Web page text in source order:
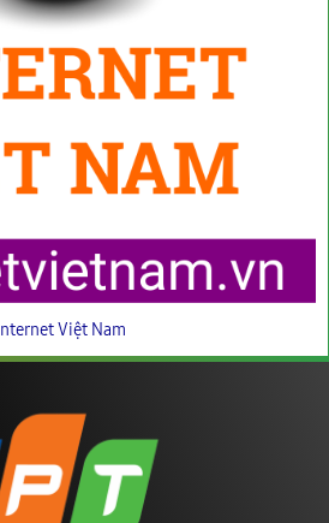
Internet Việt Nam